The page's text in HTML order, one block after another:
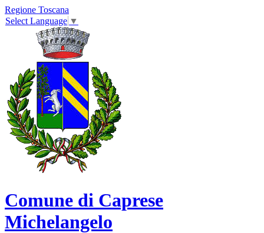
Regione Toscana
Select Language ▼
Comune di Caprese
Michelangelo